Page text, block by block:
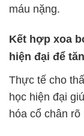
máu nặng.
Kết hợp xoa
hiện đại để
Thực tế cho
học hiện đại
hóa cổ chân rõ